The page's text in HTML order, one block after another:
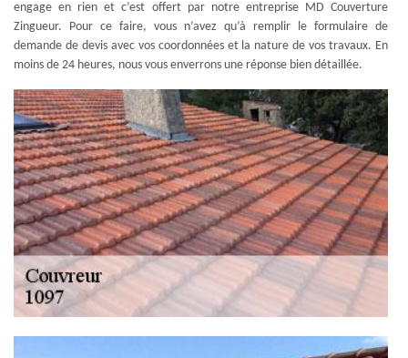
engage en rien et c’est offert par notre entreprise MD Couverture
Zingueur. Pour ce faire, vous n’avez qu’à remplir le formulaire de
demande de devis avec vos coordonnées et la nature de vos travaux. En
moins de 24 heures, nous vous enverrons une réponse bien détaillée.